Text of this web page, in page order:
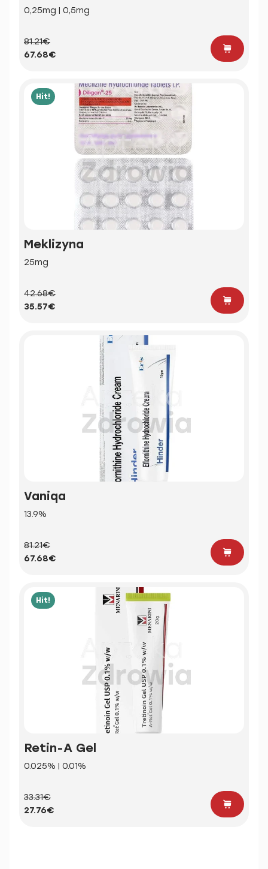
0,25mg | 0,5mg
81.21€
67.68€
Hit!
Meklizyna
25mg
42.68€
35.57€
Vaniqa
13.9%
81.21€
67.68€
Hit!
Retin-A Gel
0.025% | 0.01%
33.31€
27.76€